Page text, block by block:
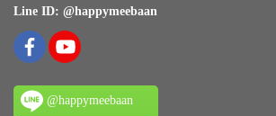
Line ID: @happymeebaan
@happymeebaan